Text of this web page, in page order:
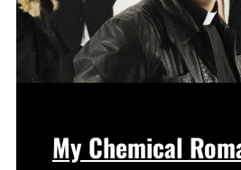
My Chemical